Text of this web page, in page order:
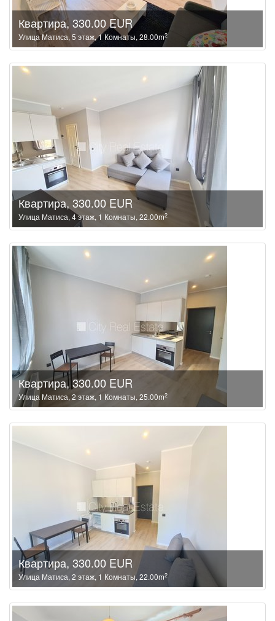
Квартира, 330.00 EUR
Улица Матиса, 5 этаж, 1 Комнаты, 28.00m2
Квартира, 330.00 EUR
Улица Матиса, 4 этаж, 1 Комнаты, 22.00m2
Квартира, 330.00 EUR
Улица Матиса, 2 этаж, 1 Комнаты, 25.00m2
Квартира, 330.00 EUR
Улица Матиса, 2 этаж, 1 Комнаты, 22.00m2